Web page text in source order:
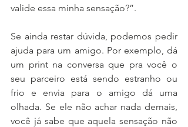
valide essa minha sensação?”.
Se ainda restar dúvida, podemos pedir
ajuda para um amigo. Por exemplo, dá
um print na conversa que pra você o
seu parceiro está sendo estranho ou
frio e envia para o amigo dá uma
olhada. Se ele não achar nada demais,
você já sabe que aquela sensação não